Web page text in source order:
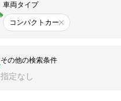
車両タイプ
コンパクトカー
その他の検索条件
指定なし